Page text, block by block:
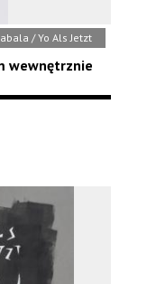
/ Yo Als Jetzt
wewnętrznie